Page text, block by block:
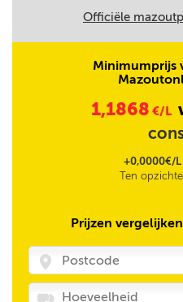
Officiële
Minimumprijs
1,1868 €/L
+0,0000€/
Ten
Prijzen